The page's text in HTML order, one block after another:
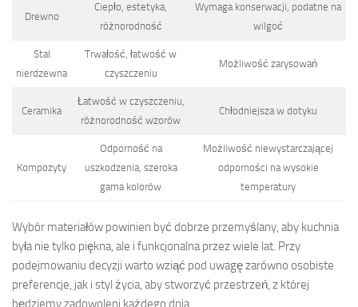
Drewno
Ciepło, estetyka,
różnorodność
Wymaga konserwacji, podatne na
wilgoć
Stal
nierdzewna
Trwałość, łatwość w
czyszczeniu
Możliwość zarysowań
Ceramika
Łatwość w czyszczeniu,
różnorodność wzorów
Chłodniejsza w dotyku
Kompozyty
Odporność na
uszkodzenia, szeroka
gama kolorów
Możliwość niewystarczającej
odporności na wysokie
temperatury
Wybór materiałów powinien być dobrze przemyślany, aby kuchnia
była nie tylko piękna, ale i funkcjonalna przez wiele lat. Przy
podejmowaniu decyzji warto wziąć pod uwagę zarówno osobiste
preferencje, jak i styl życia, aby stworzyć przestrzeń, z której
będziemy zadowoleni każdego dnia.